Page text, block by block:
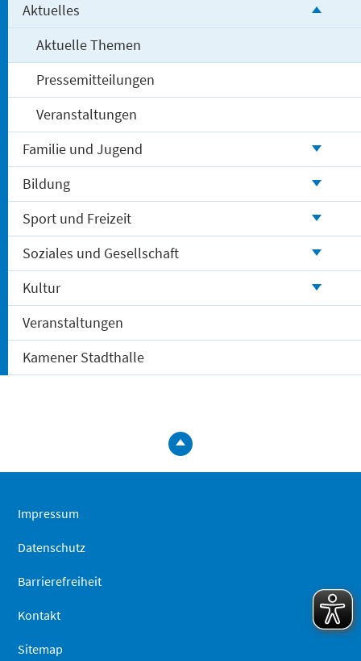
Aktuelles
Aktuelle Themen
Pressemitteilungen
Veranstaltungen
Familie und Jugend
Bildung
Sport und Freizeit
Soziales und Gesellschaft
Kultur
Veranstaltungen
Kamener Stadthalle
zum
Impressum
Datenschutz
Barrierefreiheit
Kontakt
Sitemap